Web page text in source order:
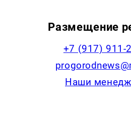
Размещение
+7 (917) 911-
Наши